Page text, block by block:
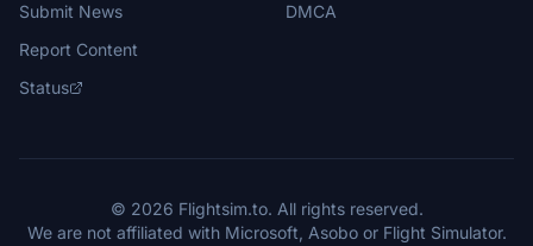
Submit News
Report Content
Status
DMCA
© 2026 Flightsim.to. All rights reserved.
We are not affiliated with Microsoft, Asobo or Flight Simulator.